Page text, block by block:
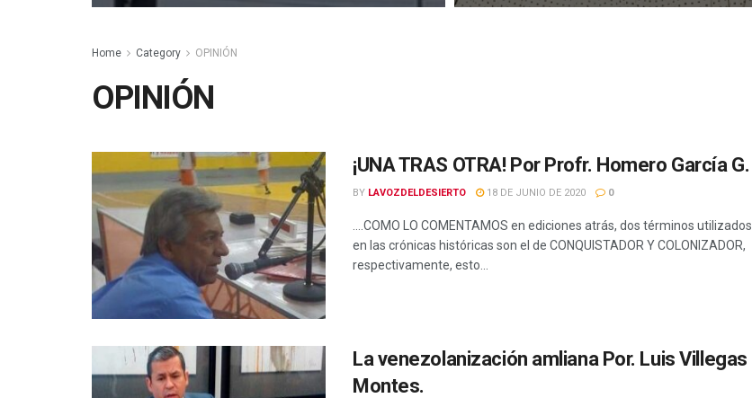
Home Category OPINIÓN
OPINIÓN
¡UNA TRAS OTRA! Por Profr. Homero García G.
BY LAVOZDELDESIERTO 18 DE JUNIO DE 2020 0
….COMO LO COMENTAMOS en ediciones atrás, dos términos utilizados
en las crónicas históricas son el de CONQUISTADOR Y COLONIZADOR,
respectivamente, esto...
La venezolanización amliana Por. Luis Villegas
Montes.